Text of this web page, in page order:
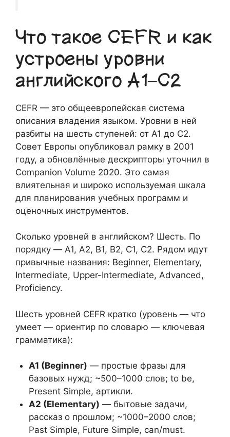
Что такое CEFR и как
устроены уровни
английского A1–C2
CEFR — это общеевропейская система
описания владения языком. Уровни в ней
разбиты на шесть ступеней: от A1 до C2.
Совет Европы опубликовал рамку в 2001
году, а обновлённые дескрипторы уточнил в
Companion Volume 2020. Это самая
влиятельная и широко используемая шкала
для планирования учебных программ и
оценочных инструментов.
Сколько уровней в английском? Шесть. По
порядку — A1, A2, B1, B2, C1, C2. Рядом идут
привычные названия: Beginner, Elementary,
Intermediate, Upper-Intermediate, Advanced,
Proficiency.
Шесть уровней CEFR кратко (уровень — что
умеет — ориентир по словарю — ключевая
грамматика):
A1 (Beginner) — простые фразы для
базовых нужд; ~500–1000 слов; to be,
Present Simple, артикли.
A2 (Elementary) — бытовые задачи,
рассказ о прошлом; ~1000–2000 слов;
Past Simple, Future Simple, can/must.